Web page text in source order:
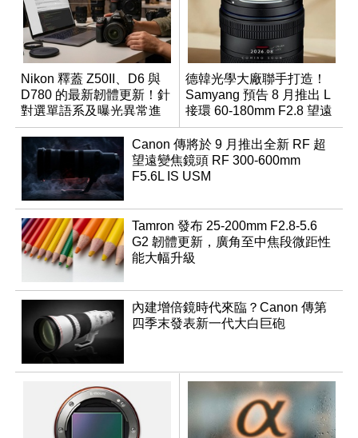
Nikon 釋蓋 Z50II、D6 與
D780 的最新韌體更新！針
對選單語系及曝光異常進
行修復
德韓光學大廠聯手打造！
Samyang 預告 8 月推出 L
接環 60-180mm F2.8 望遠
變焦鏡
Canon 傳將於 9 月推出全新 RF 超
望遠變焦鏡頭 RF 300-600mm
F5.6L IS USM
Tamron 發布 25-200mm F2.8-5.6
G2 韌體更新，廣角至中焦段微距性
能大幅升級
內建增倍鏡時代來臨？Canon 傳第
四季末發表新一代大白巨砲